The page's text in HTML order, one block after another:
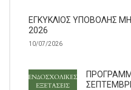
ΕΓΚΥΚΛΙΟΣ ΥΠΟΒΟΛΗΣ
2026
10/07/2026